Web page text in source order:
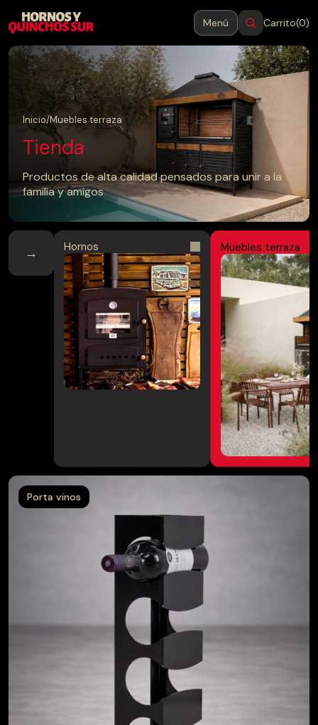
Menú Carrito(0)
MENÚ Cerrar
Inicio
Productos
Blog
Contacto
Hornos →
Muebles
terraza
→
→
Quinchos →
Quinchos
Personalizados
→
Inicio/Muebles terraza
Tienda
Productos de alta calidad pensados para unir a la
familia y amigos
→ Hornos Muebles terraza
Porta vinos